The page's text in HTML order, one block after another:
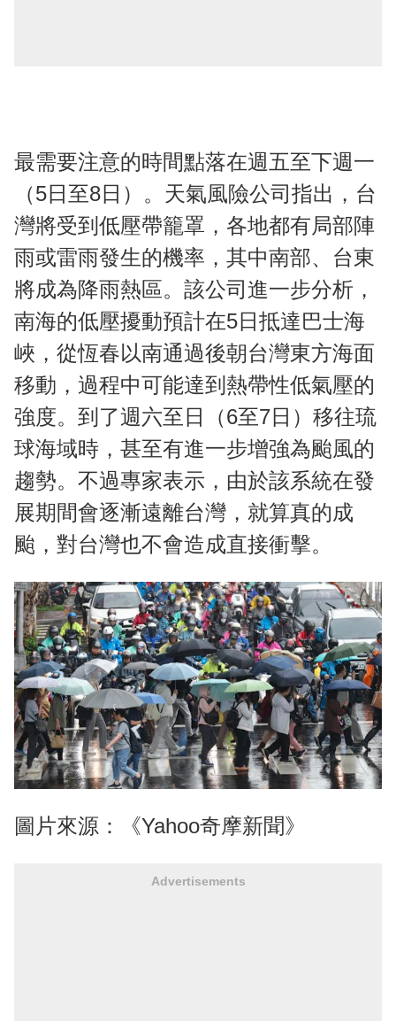
最需要注意的時間點落在週五至下週一
（5日至8日）。天氣風險公司指出，台
灣將受到低壓帶籠罩，各地都有局部陣
雨或雷雨發生的機率，其中南部、台東
將成為降雨熱區。該公司進一步分析，
南海的低壓擾動預計在5日抵達巴士海
峽，從恆春以南通過後朝台灣東方海面
移動，過程中可能達到熱帶性低氣壓的
強度。到了週六至日（6至7日）移往琉
球海域時，甚至有進一步增強為颱風的
趨勢。不過專家表示，由於該系統在發
展期間會逐漸遠離台灣，就算真的成
颱，對台灣也不會造成直接衝擊。
圖片來源：《Yahoo奇摩新聞》
Advertisements